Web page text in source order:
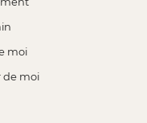
moi
de moi